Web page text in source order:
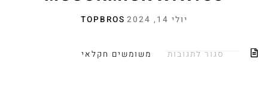
יולי 14, 2024 TOPBROS
סגור לתגובות משומשים חקלאי